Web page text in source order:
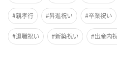
宝石のようなスイーツセット
スティックラスク3本入（ピンク
#親孝行 #昇進祝い #卒業祝い
#退職祝い #新築祝い #出産内